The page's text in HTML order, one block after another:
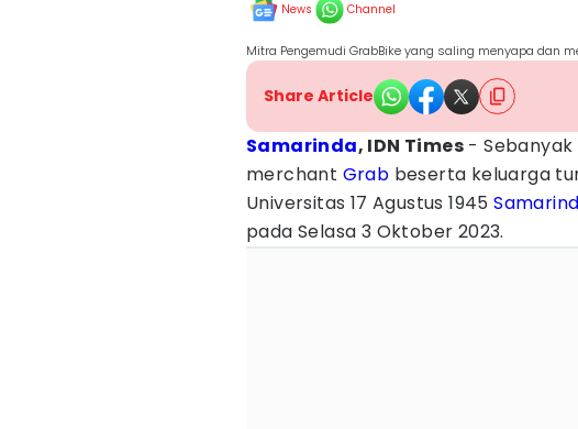
News Channel
Mitra Pengemudi GrabBike yang saling menyapa dan
Share Article
Samarinda, IDN Times - Sebanyak
merchant Grab beserta keluarga
Universitas 17 Agustus 1945
pada Selasa 3 Oktober 2023.